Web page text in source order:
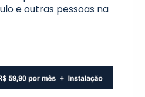
e outras pessoas na